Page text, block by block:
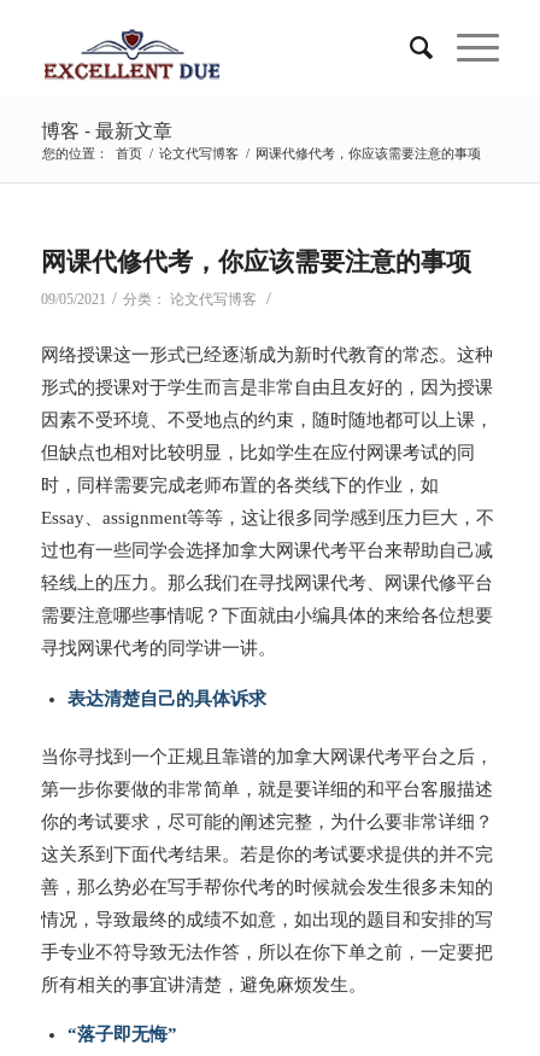
博客 - 最新文章
您的位置： 首页 / 论文代写博客 / 网课代修代考，你应该需要注意的事项
网课代修代考，你应该需要注意的事项
09/05/2021 / 分类： 论文代写博客 /
网络授课这一形式已经逐渐成为新时代教育的常态。这种
形式的授课对于学生而言是非常自由且友好的，因为授课
因素不受环境、不受地点的约束，随时随地都可以上课，
但缺点也相对比较明显，比如学生在应付网课考试的同
时，同样需要完成老师布置的各类线下的作业，如
Essay、assignment等等，这让很多同学感到压力巨大，不
过也有一些同学会选择加拿大网课代考平台来帮助自己减
轻线上的压力。那么我们在寻找网课代考、网课代修平台
需要注意哪些事情呢？下面就由小编具体的来给各位想要
寻找网课代考的同学讲一讲。
表达清楚自己的具体诉求
当你寻找到一个正规且靠谱的加拿大网课代考平台之后，
第一步你要做的非常简单，就是要详细的和平台客服描述
你的考试要求，尽可能的阐述完整，为什么要非常详细？
这关系到下面代考结果。若是你的考试要求提供的并不完
善，那么势必在写手帮你代考的时候就会发生很多未知的
情况，导致最终的成绩不如意，如出现的题目和安排的写
手专业不符导致无法作答，所以在你下单之前，一定要把
所有相关的事宜讲清楚，避免麻烦发生。
“落子即无悔”